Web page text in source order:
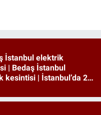
İstanbul elektrik
| Bedaş İstanbul
kesintisi | İstanbul’da 21